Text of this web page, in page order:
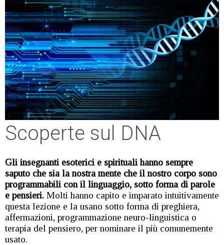
Scoperte sul DNA
Gli insegnanti esoterici e spirituali hanno sempre
saputo che sia la nostra mente che il nostro corpo sono
programmabili con il linguaggio, sotto forma di parole
e pensieri. Molti hanno capito e imparato intuitivamente
questa lezione e la usano sotto forma di preghiera,
affermazioni, programmazione neuro-linguistica o
terapia del pensiero, per nominare il più comunemente
usato.